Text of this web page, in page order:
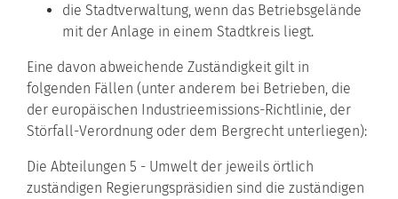
die Stadtverwaltung, wenn das Betriebsgelände
mit der Anlage in einem Stadtkreis liegt.
Eine davon abweichende Zuständigkeit gilt in
folgenden Fällen (unter anderem bei Betrieben, die
der europäischen Industrieemissions-Richtlinie, der
Störfall-Verordnung oder dem Bergrecht unterliegen):
Die Abteilungen 5 - Umwelt der jeweils örtlich
zuständigen Regierungspräsidien sind die zuständigen